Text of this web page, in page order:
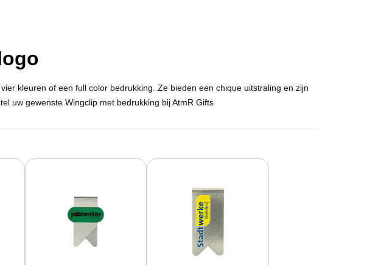
kleuren of een full colorbedrukking. Ze bieden een chique uitstraling en zijn
uw gewenste Wingclip met bedrukking bijAtmR Gifts